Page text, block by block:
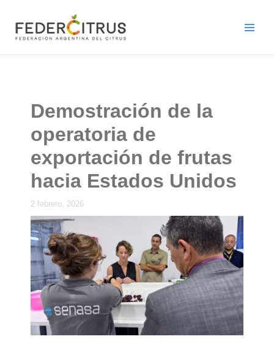
contenido
Demostración de la
operatoria de
exportación de frutas
hacia Estados Unidos
2 febrero, 2026